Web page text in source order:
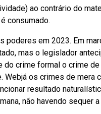
ao contrário do
consumado.
em 2023. Em
mas o legislador
crime formal o crime de
os crimes de mera
resultado
não havendo sequer